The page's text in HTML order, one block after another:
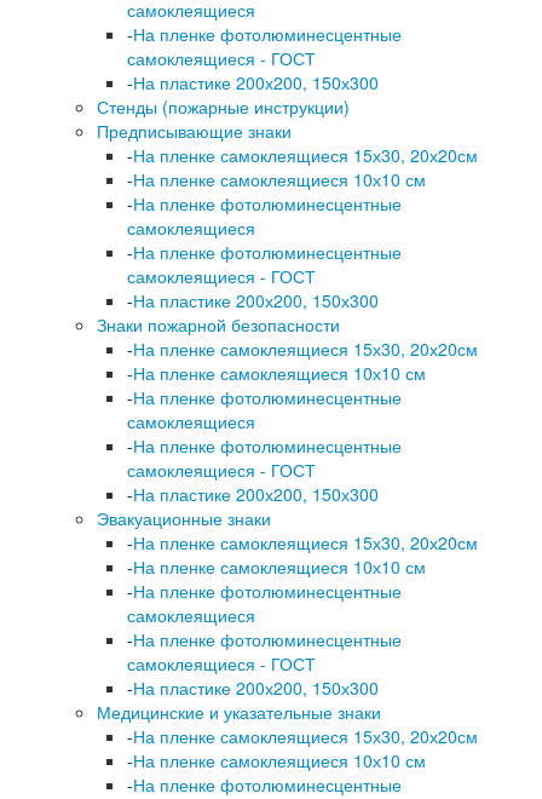
самоклеящиеся
-На пленке фотолюминесцентные
самоклеящиеся - ГОСТ
-На пластике 200х200, 150х300
Стенды (пожарные инструкции)
Предписывающие знаки
-На пленке самоклеящиеся 15х30, 20х20см
-На пленке самоклеящиеся 10х10 см
-На пленке фотолюминесцентные
самоклеящиеся
-На пленке фотолюминесцентные
самоклеящиеся - ГОСТ
-На пластике 200х200, 150х300
Знаки пожарной безопасности
-На пленке самоклеящиеся 15х30, 20х20см
-На пленке самоклеящиеся 10х10 см
-На пленке фотолюминесцентные
самоклеящиеся
-На пленке фотолюминесцентные
самоклеящиеся - ГОСТ
-На пластике 200х200, 150х300
Эвакуационные знаки
-На пленке самоклеящиеся 15х30, 20х20см
-На пленке самоклеящиеся 10х10 см
-На пленке фотолюминесцентные
самоклеящиеся
-На пленке фотолюминесцентные
самоклеящиеся - ГОСТ
-На пластике 200х200, 150х300
Медицинские и указательные знаки
-На пленке самоклеящиеся 15х30, 20х20см
-На пленке самоклеящиеся 10х10 см
-На пленке фотолюминесцентные